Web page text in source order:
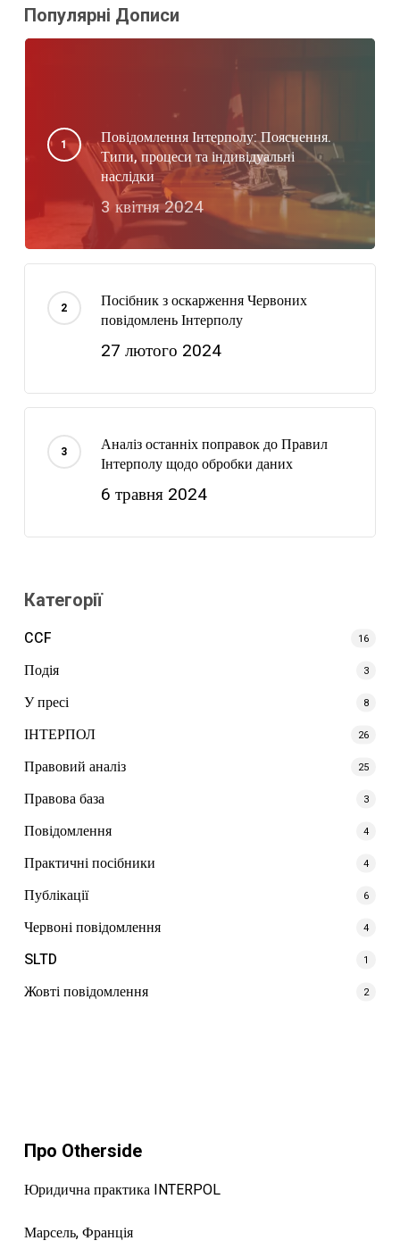
Популярні Дописи
Повідомлення Інтерполу: Пояснення.
Типи, процеси та індивідуальні
наслідки
3 квітня 2024
Посібник з оскарження Червоних
повідомлень Інтерполу
27 лютого 2024
Аналіз останніх поправок до Правил
Інтерполу щодо обробки даних
6 травня 2024
Категорії
CCF
16
Подія 3
У пресі 8
ІНТЕРПОЛ 26
Правовий аналіз 25
Правова база 3
Повідомлення 4
Практичні посібники 4
Публікації 6
Червоні повідомлення 4
SLTD 1
Жовті повідомлення 2
Про Otherside
Юридична практика INTERPOL
Марсель, Франція